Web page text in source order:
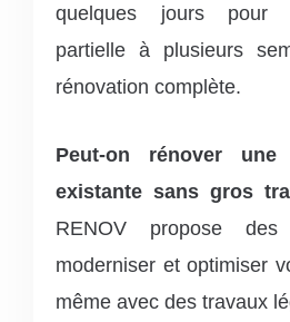
quelques jours pour
partielle à plusieurs
rénovation complète.
Peut-on rénover
existante sans gros
RENOV propose
moderniser et optimiser
même avec des travaux